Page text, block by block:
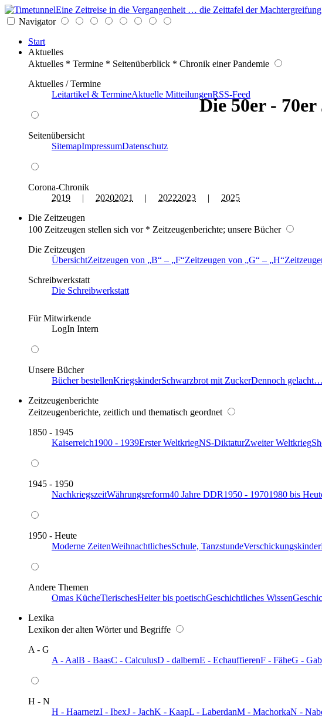
Eine Zeitreise in die Vergangenheit … die Zeittafel der
Navigator
Start
Aktuelles
Aktuelles * Termine * Seitenüberblick * Chronik einer Pandemie
Aktuelles / Termine
Leitartikel & TermineAktuelle MitteilungenRSS-Feed
Seitenübersicht
SitemapImpressumDatenschutz
Corona-Chronik
2019 | 20202021 | 20222023 | 2025
Die Zeitzeugen
100 Zeitzeugen stellen sich vor * Zeitzeugenberichte; unsere Bücher
Die Zeitzeugen
ÜbersichtZeitzeugen von B – F Zeitzeugen von G – H
Schreibwerkstatt
Die Schreibwerkstatt
Für Mitwirkende
LogIn Intern
Unsere Bücher
Bücher bestellenKriegskinderSchwarzbrot mit ZuckerDennoch gelacht…
Zeitzeugenberichte
Zeitzeugenberichte, zeitlich und thematisch geordnet
1850 - 1945
Kaiserreich1900 - 1939Erster WeltkriegNS-DiktaturZweiter Weltkrieg
1945 - 1950
NachkriegszeitWährungsreform40 Jahre DDR1950 - 19701980 bis
1950 - Heute
Moderne ZeitenWeihnachtlichesSchule, TanzstundeVerschickungskinder
Andere Themen
Omas KücheTierischesHeiter bis poetischGeschichtliches Wissen
Lexika
Lexikon der alten Wörter und Begriffe
A - G
A - AalB - BaasC - CalculusD - dalbernE - EchauffierenF - FäheG -
H - N
H - HaarnetzI - IbexJ - JachK - KaapL - LaberdanM - MachorkaN -
Die 50er - 70er